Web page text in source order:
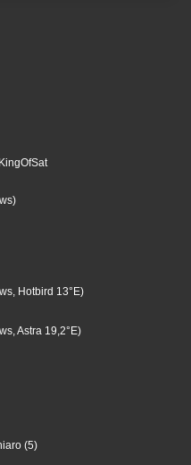
Hotbird 13°E)
Astra 19,2°E)
(5)